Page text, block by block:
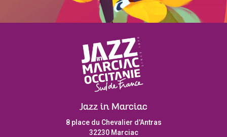
Jazz in Marciac
8 place du Chevalier d'Antras
32230 Marciac